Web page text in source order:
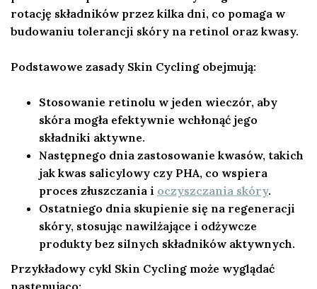
rotację składników przez kilka dni, co pomaga w
budowaniu tolerancji skóry na retinol oraz kwasy.
Podstawowe zasady Skin Cycling obejmują:
Stosowanie retinolu w jeden wieczór, aby
skóra mogła efektywnie wchłonąć jego
składniki aktywne.
Następnego dnia zastosowanie kwasów, takich
jak kwas salicylowy czy PHA, co wspiera
proces złuszczania i oczyszczania skóry.
Ostatniego dnia skupienie się na regeneracji
skóry, stosując nawilżające i odżywcze
produkty bez silnych składników aktywnych.
Przykładowy cykl Skin Cycling może wyglądać
następująco: